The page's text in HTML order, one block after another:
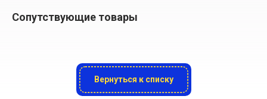
Сопутствующие товары
Вернуться к списку